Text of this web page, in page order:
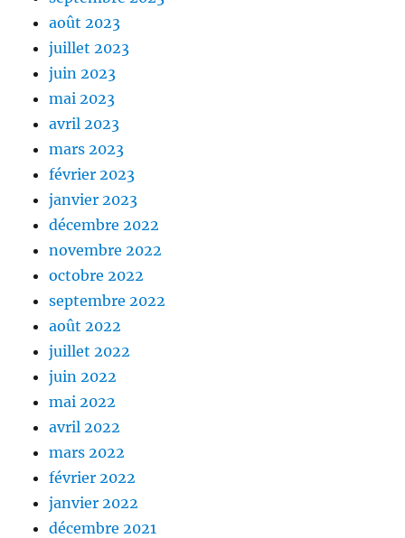
août 2023
juillet 2023
juin 2023
mai 2023
avril 2023
mars 2023
février 2023
janvier 2023
décembre 2022
novembre 2022
octobre 2022
septembre 2022
août 2022
juillet 2022
juin 2022
mai 2022
avril 2022
mars 2022
février 2022
janvier 2022
décembre 2021